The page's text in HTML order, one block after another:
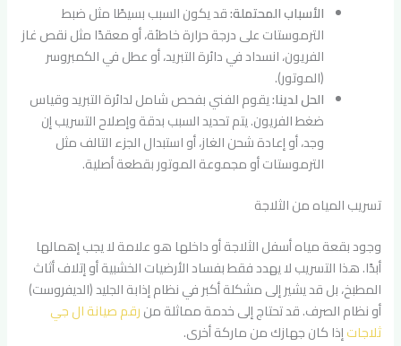
الأسباب المحتملة:قد يكون السبب بسيطًا مثل ضبط
الترموستات على درجة حرارة خاطئة، أو معقدًا مثل نقص غاز
الفريون، انسداد في دائرة التبريد، أو عطل في الكمبروسر
(الموتور).
الحل لدينا:يقوم الفني بفحص شامل لدائرة التبريد وقياس
ضغط الفريون. يتم تحديد السبب بدقة وإصلاح التسريب إن
وجد، أو إعادة شحن الغاز، أو استبدال الجزء التالف مثل
الترموستات أو مجموعة الموتور بقطعة أصلية.
تسريب المياه من الثلاجة
وجود بقعة مياه أسفل الثلاجة أو داخلها هو علامة لا يجب إهمالها
أبدًا. هذا التسريب لا يهدد فقط بفساد الأرضيات الخشبية أو إتلاف أثاث
المطبخ، بل قد يشير إلى مشكلة أكبر في نظام إذابة الجليد (الديفروست)
أو نظام الصرف. قد تحتاج إلى خدمة مماثلة منرقم صيانة ال جي
ثلاجاتإذا كان جهازك من ماركة أخرى.